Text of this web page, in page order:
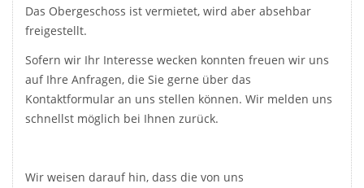
Das Obergeschoss ist vermietet, wird aber absehbar
freigestellt.
Sofern wir Ihr Interesse wecken konnten freuen wir uns
auf Ihre Anfragen, die Sie gerne über das
Kontaktformular an uns stellen können. Wir melden uns
schnellst möglich bei Ihnen zurück.
Wir weisen darauf hin, dass die von uns